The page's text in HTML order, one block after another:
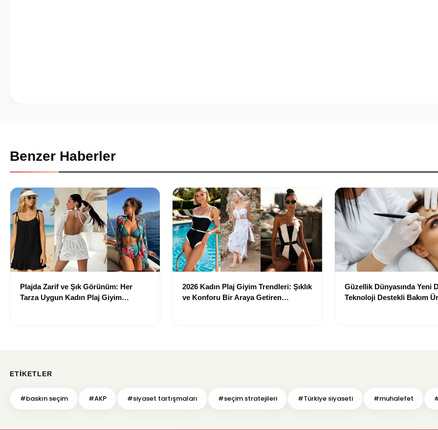
Benzer Haberler
Plajda Zarif ve Şık Görünüm: Her
Tarza Uygun Kadın Plaj Giyim
2026 Kadın Plaj Giyim Trendleri: Şıklık
ve Konforu Bir Araya Getiren
Güzellik Dünyasında Yeni
Teknoloji Destekli Bakım
ETIKETLER
#baskın seçim #AKP #siyaset tartışmaları #seçim stratejileri #Türkiye siyaseti #muhalefet